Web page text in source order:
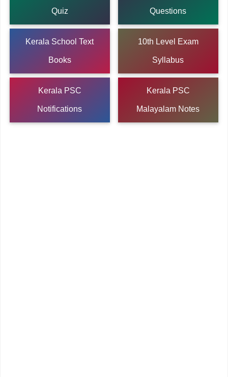
Quiz Questions
Kerala School Text
Books
10th Level Exam
Syllabus
Kerala PSC
Notifications
Kerala PSC
Malayalam Notes